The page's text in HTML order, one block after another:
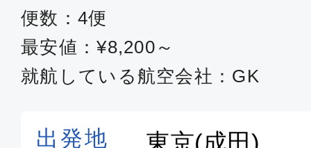
便数：4便
最安値：¥8,200～
就航している航空会社：GK